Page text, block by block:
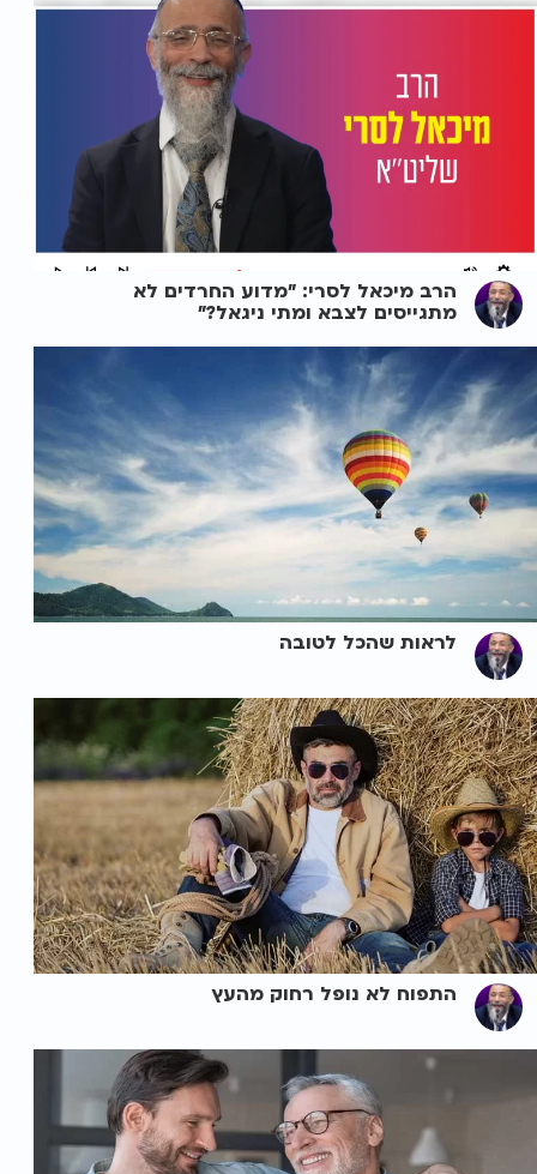
הרב מיכאל לסרי: "מדוע החרדים לא
מתגייסים לצבא ומתי ניגאל?"
לראות שהכל לטובה
התפוח לא נופל רחוק מהעץ